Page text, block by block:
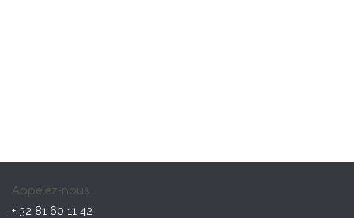
Appelez-nous
+ 32 81 60 11 42